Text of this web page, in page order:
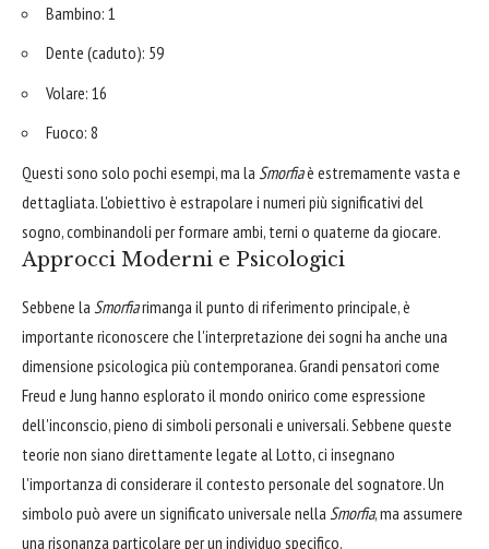
Bambino: 1
Dente (caduto): 59
Volare: 16
Fuoco: 8
Questi sono solo pochi esempi, ma la Smorfiaè estremamente vasta e
dettagliata. L'obiettivo è estrapolare i numeri più significativi del
sogno, combinandoli per formare ambi, terni o quaterne da giocare.
Approcci Moderni e Psicologici
Sebbene la Smorfiarimanga il punto di riferimento principale, è
importante riconoscere che l'interpretazione dei sogni ha anche una
dimensione psicologica più contemporanea. Grandi pensatori come
Freud e Jung hanno esplorato il mondo onirico come espressione
dell'inconscio, pieno di simboli personali e universali. Sebbene queste
teorie non siano direttamente legate al Lotto, ci insegnano
l'importanza di considerare il contesto personale del sognatore. Un
simbolo può avere un significato universale nella Smorfia, ma assumere
una risonanza particolare per un individuo specifico.